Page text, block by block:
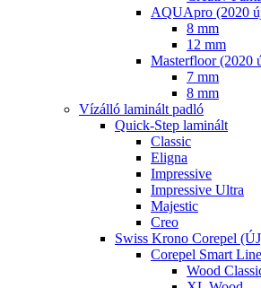
AQUApro (2020
8 mm
12 mm
Masterfloor (2020
7 mm
8 mm
Vízálló laminált padló
Quick-Step laminált
Classic
Eligna
Impressive
Impressive Ultra
Majestic
Creo
Swiss Krono Corepel
Corepel Smart Line
Wood